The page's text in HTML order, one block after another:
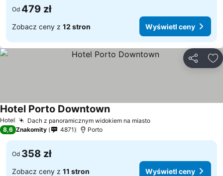
Od 479 zł
Zobacz ceny z 12 stron Wyświetl ceny
Hotel Dach z panoramicznym widokiem na miastoWyświetl ceny
Hotel Porto DowntownWyświetl ceny
8,6 Znakomity 4871 Porto
Od 358 zł
Zobacz ceny z 11 stron Wyświetl ceny